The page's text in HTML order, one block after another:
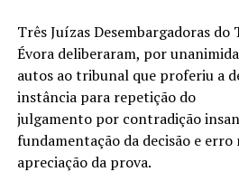
Três Juízas Desembargadoras do
Évora deliberaram, por
autos ao tribunal que proferiu a
instância para repetição do
julgamento por contradição
fundamentação da decisão e
apreciação da prova.